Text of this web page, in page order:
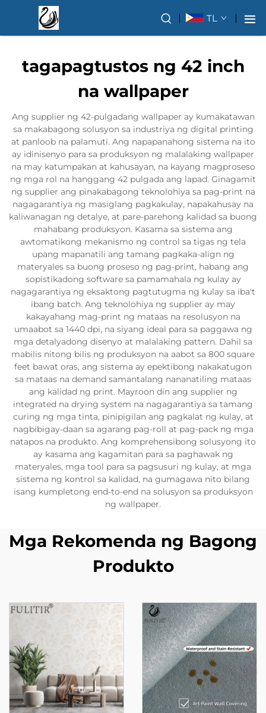
TL
tagapagtustos ng 42 inch
na wallpaper
Ang supplier ng 42-pulgadang wallpaper ay kumakatawan
sa makabagong solusyon sa industriya ng digital printing
at panloob na palamuti. Ang napapanahong sistema na ito
ay idinisenyo para sa produksyon ng malalaking wallpaper
na may katumpakan at kahusayan, na kayang magproseso
ng mga rol na hanggang 42 pulgada ang lapad. Ginagamit
ng supplier ang pinakabagong teknolohiya sa pag-print na
nagagarantiya ng masiglang pagkakulay, napakahusay na
kaliwanagan ng detalye, at pare-parehong kalidad sa buong
mahabang produksyon. Kasama sa sistema ang
awtomatikong mekanismo ng control sa tigas ng tela
upang mapanatili ang tamang pagkaka-align ng
materyales sa buong proseso ng pag-print, habang ang
sopistikadong software sa pamamahala ng kulay ay
nagagarantiya ng eksaktong pagtutugma ng kulay sa iba't
ibang batch. Ang teknolohiya ng supplier ay may
kakayahang mag-print ng mataas na resolusyon na
umaabot sa 1440 dpi, na siyang ideal para sa paggawa ng
mga detalyadong disenyo at malalaking pattern. Dahil sa
mabilis nitong bilis ng produksyon na aabot sa 800 square
feet bawat oras, ang sistema ay epektibong nakakatugon
sa mataas na demand samantalang nananatiling mataas
ang kalidad ng print. Mayroon din ang supplier ng
integrated na drying system na nagagarantiya sa tamang
curing ng mga tinta, pinipigilan ang pagkalat ng kulay, at
nagbibigay-daan sa agarang pag-roll at pag-pack ng mga
natapos na produkto. Ang komprehensibong solusyong ito
ay kasama ang kagamitan para sa paghawak ng
materyales, mga tool para sa pagsusuri ng kulay, at mga
sistema ng kontrol sa kalidad, na gumagawa nito bilang
isang kumpletong end-to-end na solusyon sa produksyon
ng wallpaper.
Mga Rekomenda ng Bagong
Produkto